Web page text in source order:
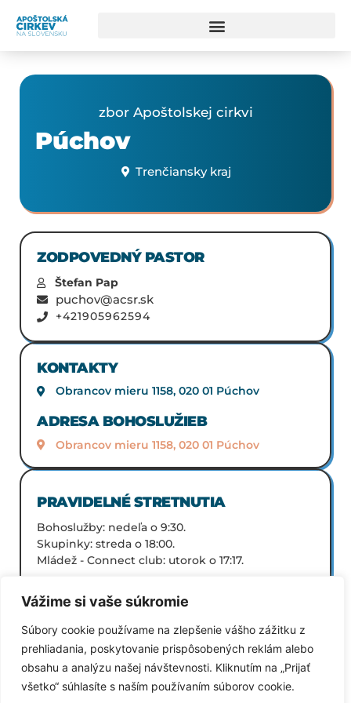
Vážime si vaše súkromie
Súbory cookie používame na zlepšenie vášho zážitku z
prehliadania, poskytovanie prispôsobených reklám alebo
obsahu a analýzu našej návštevnosti. Kliknutím na „Prijať
všetko“ súhlasíte s naším používaním súborov cookie.
zbor Apoštolskej cirkvi
Púchov
Trenčiansky kraj
ZODPOVEDNÝ PASTOR
Štefan Pap
puchov@acsr.sk
+421905962594
KONTAKTY
Obrancov mieru 1158, 020 01 Púchov
ADRESA BOHOSLUŽIEB
Obrancov mieru 1158, 020 01 Púchov
PRAVIDELNÉ STRETNUTIA
Bohoslužby: nedeľa o 9:30.
Skupinky: streda o 18:00.
Mládež - Connect club: utorok o 17:17.
SPÄŤ NA VŠETKY ZBORY